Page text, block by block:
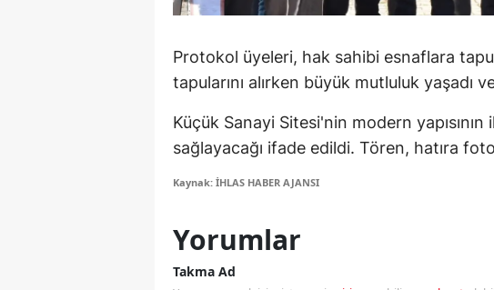
Manisa
Mardin
Muğla
Muş
Protokol üyeleri, hak sahibi esnaflara
tapularını alırken büyük mutluluk yaşadı
Küçük Sanayi Sitesi'nin modern
sağlayacağı ifade edildi. Tören, hatıra
Kaynak: İHLAS HABER AJANSI
Yorumlar
Takma Ad